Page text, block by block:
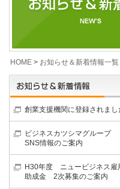
HOME > お知らせ＆新着情報一覧
創業支援機関に登録されまし
ビジネスカツシマグループ
SNS情報のご案内
H30年度 ニュービジネス雇
助成金 2次募集のご案内